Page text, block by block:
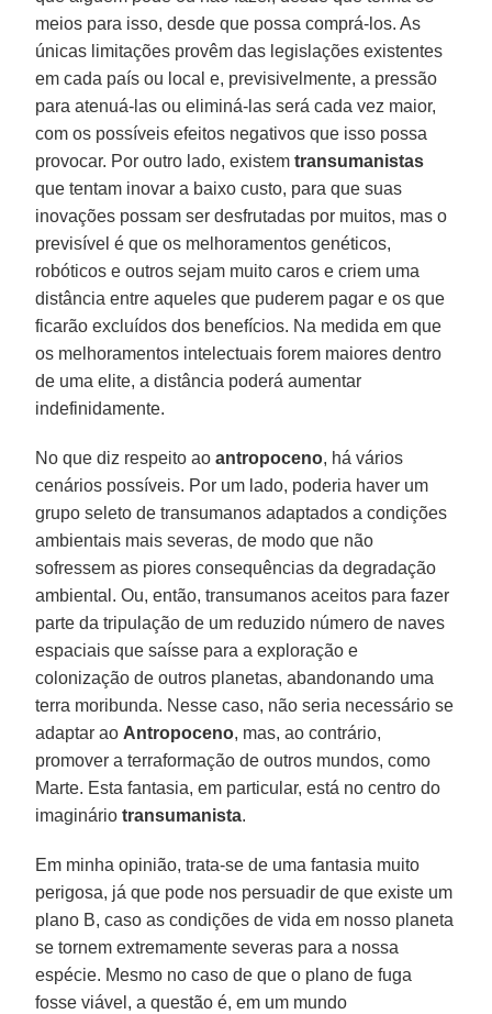
meios para isso, desde que possa comprá-los. As
únicas limitações provêm das legislações existentes
em cada país ou local e, previsivelmente, a pressão
para atenuá-las ou eliminá-las será cada vez maior,
com os possíveis efeitos negativos que isso possa
provocar. Por outro lado, existemtransumanistas
que tentam inovar a baixo custo, para que suas
inovações possam ser desfrutadas por muitos, mas o
previsível é que os melhoramentos genéticos,
robóticos e outros sejam muito caros e criem uma
distância entre aqueles que puderem pagar e os que
ficarão excluídos dos benefícios. Na medida em que
os melhoramentos intelectuais forem maiores dentro
de uma elite, a distância poderá aumentar
indefinidamente.
No que diz respeito aoantropoceno, há vários
cenários possíveis. Por um lado, poderia haver um
grupo seleto de transumanos adaptados a condições
ambientais mais severas, de modo que não
sofressem as piores consequências da degradação
ambiental. Ou, então, transumanos aceitos para fazer
parte da tripulação de um reduzido número de naves
espaciais que saísse para a exploração e
colonização de outros planetas, abandonando uma
terra moribunda. Nesse caso, não seria necessário se
adaptar ao Antropoceno, mas, ao contrário,
promover a terraformação de outros mundos, como
Marte. Esta fantasia, em particular, está no centro do
imagináriotransumanista.
Em minha opinião, trata-se de uma fantasia muito
perigosa, já que pode nos persuadir de que existe um
plano B, caso as condições de vida em nosso planeta
se tornem extremamente severas para a nossa
espécie. Mesmo no caso de que o plano de fuga
fosse viável, a questão é, em um mundo